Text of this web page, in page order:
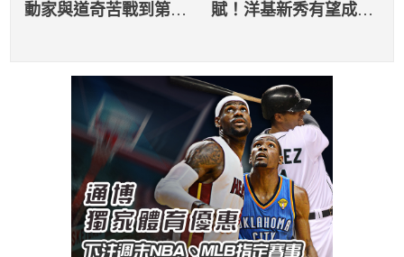
動家與道奇苦戰到第十
賦！洋基新秀有望成為